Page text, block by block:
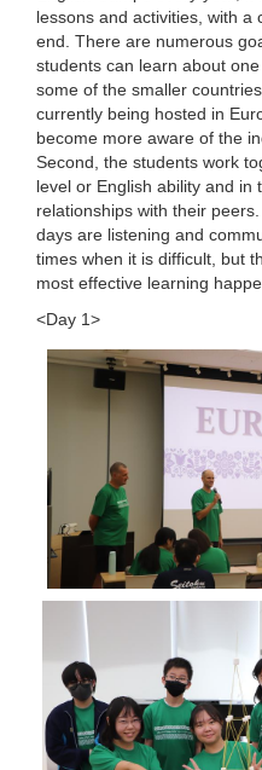
lessons and activities, with
end. There are numerous
students can learn about
some of the smaller
currently being hosted in
become more aware of the
Second, the students work
level or English ability and in
relationships with their
days are listening and
times when it is difficult, but
most effective learning
<Day 1>